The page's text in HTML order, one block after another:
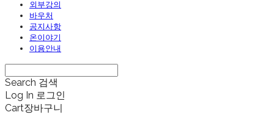
외부강의
바우처
공지사항
온이야기
이용안내
Search 검색
Log In 로그인
Cart장바구니